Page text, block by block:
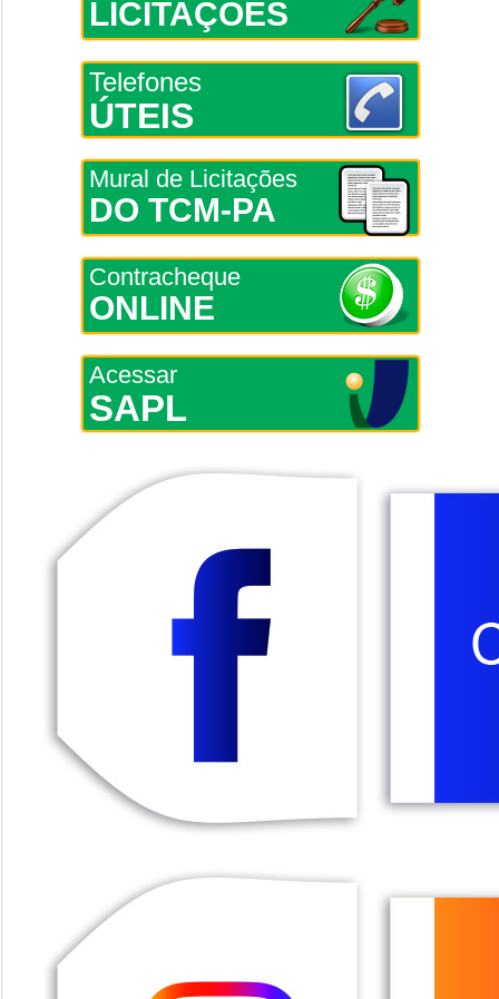
LICITAÇÕES
Telefones
ÚTEIS
Mural de Licitações
DO TCM-PA
Contracheque
ONLINE
Acessar
SAPL